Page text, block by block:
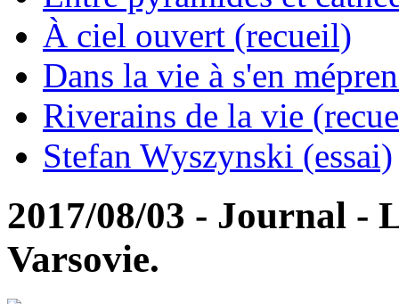
À ciel ouvert (recueil)
Dans la vie à s'en
Riverains de la vie
Stefan Wyszynski (essai)
2017/08/03 - Journal -
Varsovie.